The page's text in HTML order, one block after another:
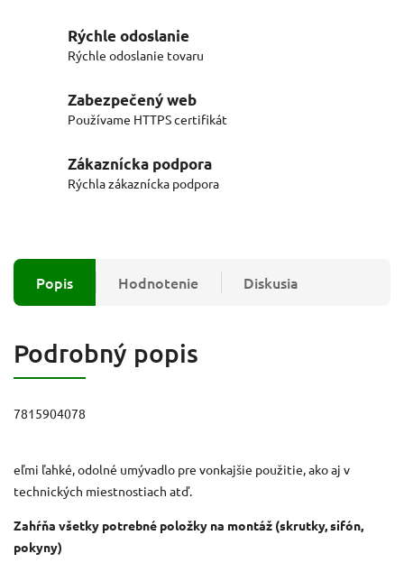
Rýchle odoslanie
Rýchle odoslanie tovaru
Zabezpečený web
Používame HTTPS certifikát
Zákaznícka podpora
Rýchla zákaznícka podpora
Popis Hodnotenie Diskusia
Podrobný popis
7815904078
eľmi ľahké, odolné umývadlo pre vonkajšie použitie, ako aj v
technických miestnostiach atď.
Zahŕňa všetky potrebné položky na montáž (skrutky, sifón,
pokyny)